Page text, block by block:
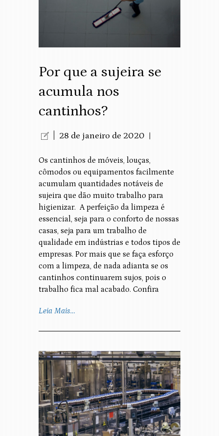
Por que a sujeira se
acumula nos
cantinhos?
28 de janeiro de 2020
Os cantinhos de móveis, louças,
cômodos ou equipamentos facilmente
acumulam quantidades notáveis de
sujeira que dão muito trabalho para
higienizar. A perfeição da limpeza é
essencial, seja para o conforto de nossas
casas, seja para um trabalho de
qualidade em indústrias e todos tipos de
empresas. Por mais que se faça esforço
com a limpeza, de nada adianta se os
cantinhos continuarem sujos, pois o
trabalho fica mal acabado. Confira
Leia Mais…